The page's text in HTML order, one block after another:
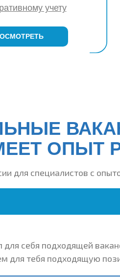
учету
ОПЫТ
для специалистов с
для себя подходящей
для тебя подходящую